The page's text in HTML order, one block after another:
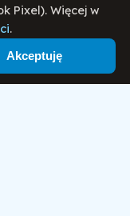
Pixel). Więcej w
.
Akceptuję